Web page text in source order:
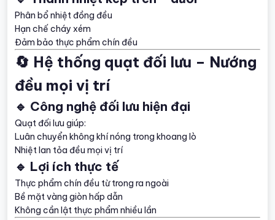
Phân bổ nhiệt đồng đều
Hạn chế cháy xém
Đảm bảo thực phẩm chín đều
🔄 Hệ thống quạt đối lưu – Nướng
đều mọi vị trí
🔹 Công nghệ đối lưu hiện đại
Quạt đối lưu giúp:
Luân chuyển không khí nóng trong khoang lò
Nhiệt lan tỏa đều mọi vị trí
🔹 Lợi ích thực tế
Thực phẩm chín đều từ trong ra ngoài
Bề mặt vàng giòn hấp dẫn
Không cần lật thực phẩm nhiều lần